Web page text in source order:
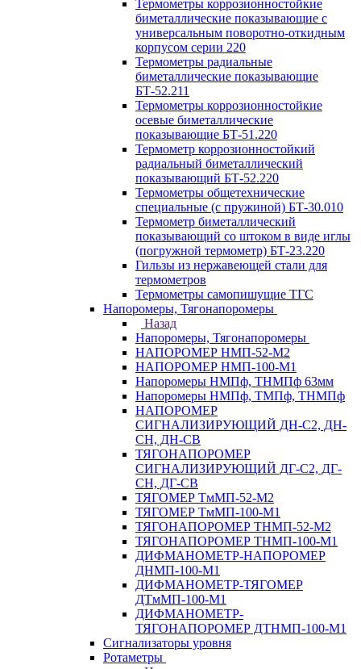
Термометры коррозионностойкие
биметаллические показывающие с
универсальным поворотно-откидным
корпусом серии 220
Термометры радиальные
биметаллические показывающие
БТ-52.211
Термометры коррозионностойкие
осевые биметаллические
показывающие БТ-51.220
Термометр коррозионностойкий
радиальный биметаллический
показывающий БТ-52.220
Термометры общетехнические
специальные (с пружиной) БТ-30.010
Термометр биметаллический
показывающий со штоком в виде иглы
(погружной термометр) БТ-23.220
Гильзы из нержавеющей стали для
термометров
Термометры самопишущие ТГС
Напоромеры, Тягонапоромеры
Назад
Напоромеры, Тягонапоромеры
НАПОРОМЕР НМП-52-М2
НАПОРОМЕР НМП-100-М1
Напоромеры НМПф, ТНМПф 63мм
Напоромеры НМПф, ТМПф, ТНМПф
НАПОРОМЕР
СИГНАЛИЗИРУЮЩИЙ ДН-С2, ДН-
СН, ДН-СВ
ТЯГОНАПОРОМЕР
СИГНАЛИЗИРУЮЩИЙ ДГ-С2, ДГ-
СН, ДГ-СВ
ТЯГОМЕР ТмМП-52-М2
ТЯГОМЕР ТмМП-100-М1
ТЯГОНАПОРОМЕР ТНМП-52-М2
ТЯГОНАПОРОМЕР ТНМП-100-М1
ДИФМАНОМЕТР-НАПОРОМЕР
ДНМП-100-М1
ДИФМАНОМЕТР-ТЯГОМЕР
ДТмМП-100-М1
ДИФМАНОМЕТР-
ТЯГОНАПОРОМЕР ДТНМП-100-М1
Сигнализаторы уровня
Ротаметры